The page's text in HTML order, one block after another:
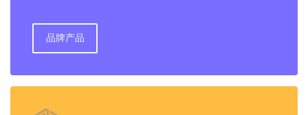
品牌产品